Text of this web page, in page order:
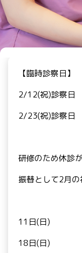
【臨時診察日】
2/12(祝)診察日
2/23(祝)診察日
研修のため休診
振替として2月の
11日(日)
18日(日)